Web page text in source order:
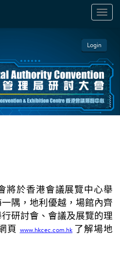
Login
將於香港會議展覽中心舉
隅，地利優越，場館內齊
研討會、會議及展覽的理
頁 www.hkcec.com.hk 了解場地